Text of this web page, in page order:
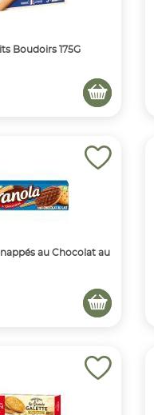
Boudoirs 175G
au Chocolat au